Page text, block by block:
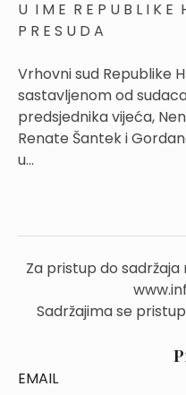
U I M E R E P U B L I K E
P R E S U D A
Vrhovni sud Republike
sastavljenom od
predsjednika vijeća,
Renate Šantek i
u...
Za pristup do
Sadržajima se
EMAIL